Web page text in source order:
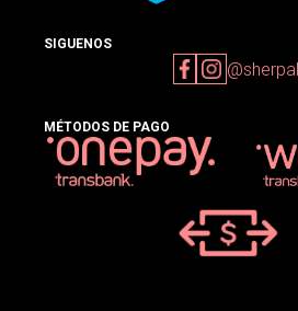
SIGUENOS
MÉTODOS DE PAGO